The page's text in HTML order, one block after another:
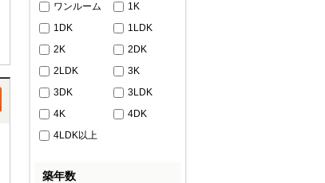
ワンルーム
1K
1DK
1LDK
2K
2DK
2LDK
3K
3DK
3LDK
4K
4DK
4LDK以上
築年数